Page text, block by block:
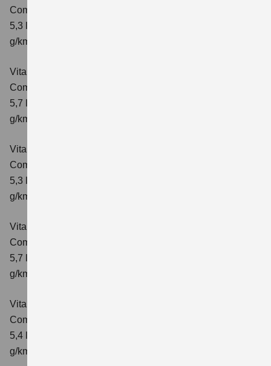
Comfort
5,3 l/100km; kombinierter Wert der CO₂-Emission: 119
g/km; CO₂-Klasse: D
Vitara 1.4 BOOSTERJET HYBRID AT
Comfort
5,7 l/100 km; kombinierter Wert der CO₂-Emission: 129
g/km; CO₂-Klasse: D
Vitara 1.4 BOOSTERJET HYBRID
Comfort+
5,3 l/100km; kombinierter Wert der CO₂-Emission: 120
g/km; CO₂-Klasse: D
Vitara 1.4 BOOSTERJET HYBRID AT
Comfort+
5,7 l/100km; kombinierter Wert der CO₂-Emission: 130
g/km; CO₂-Klasse: D
Vitara 1.4 BOOSTERJET HYBRID ALLGRIP
Comfort
5,4 l/100km; kombinierter Wert der CO₂-Emission: 129
g/km; CO₂-Klasse: D